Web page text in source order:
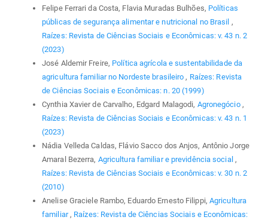
Felipe Ferrari da Costa, Flavia Muradas Bulhões, Políticas
públicas de segurança alimentar e nutricional no Brasil ,
Raízes: Revista de Ciências Sociais e Econômicas: v. 43 n. 2
(2023)
José Aldemir Freire, Política agrícola e sustentabilidade da
agricultura familiar no Nordeste brasileiro , Raízes: Revista
de Ciências Sociais e Econômicas: n. 20 (1999)
Cynthia Xavier de Carvalho, Edgard Malagodi, Agronegócio ,
Raízes: Revista de Ciências Sociais e Econômicas: v. 43 n. 1
(2023)
Nádia Velleda Caldas, Flávio Sacco dos Anjos, Antônio Jorge
Amaral Bezerra, Agricultura familiar e previdência social ,
Raízes: Revista de Ciências Sociais e Econômicas: v. 30 n. 2
(2010)
Anelise Graciele Rambo, Eduardo Ernesto Filippi, Agricultura
familiar , Raízes: Revista de Ciências Sociais e Econômicas: